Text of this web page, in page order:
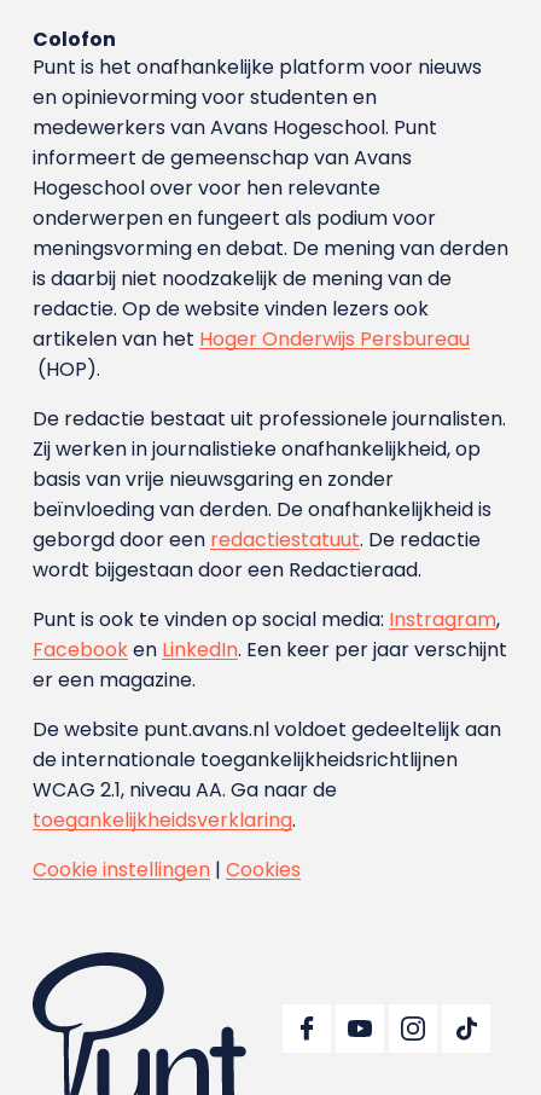
Colofon
Punt is het onafhankelijke platform voor nieuws
en opinievorming voor studenten en
medewerkers van Avans Hoge­school. Punt
informeert de gemeenschap van Avans
Hogeschool over voor hen relevante
onderwerpen en fungeert als podium voor
meningsvorming en debat. De mening van derden
is daarbij niet noodzakelijk de mening van de
redactie. Op de website vinden lezers ook
artikelen van het Hoger Onderwijs Persbureau
(HOP).
De redactie bestaat uit professionele journalisten.
Zij werken in journalistieke onafhankelijkheid, op
basis van vrije nieuwsgaring en zonder
beïnvloeding van derden. De onafhankelijkheid is
geborgd door een redactiestatuut. De redactie
wordt bijgestaan door een Redactieraad.
Punt is ook te vinden op social media: Instragram,
Facebooken LinkedIn. Een keer per jaar verschijnt
er een magazine.
De website punt.avans.nl voldoet gedeeltelijk aan
de internationale toegankelijkheidsrichtlijnen
WCAG 2.1, niveau AA. Ga naar de
toegankelijkheidsverklaring.
Cookie instellingen| Cookies